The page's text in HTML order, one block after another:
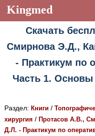
Kingmed
Учебный материал
Видеогалерея 899
Лекции и презентации
Аккредитационные
Регистрация
Скачать
Смирнова Э.Д.,
- Практикум по
Часть 1. Основы
Раздел: Книги/
хирургия / Протасов А.В.,
Д.Л. - Практикум по